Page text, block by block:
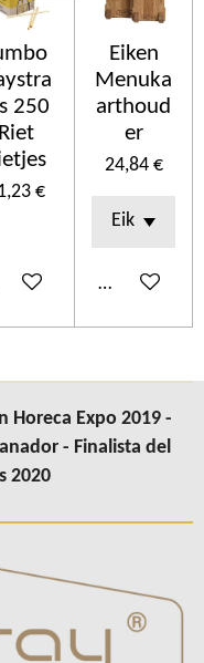
250
Riet
€
al carrito
Eiken
Menuka
arthoud
er
24,84 €
Añadir al
Horeca Expo 2019 -
- Finalista del
2020